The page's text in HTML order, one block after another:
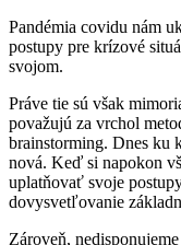
Pandémia covidu nám
postupy pre krízové
svojom.
Práve tie sú však
považujú za vrchol
brainstorming. Dnes ku
nová. Keď si napokon
uplatňovať svoje
dovysvetľovanie
Zároveň,